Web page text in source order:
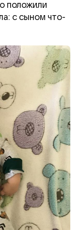
положили
с сыном что-